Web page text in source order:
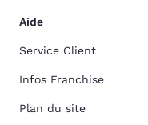
Aide
Service Client
Infos Franchise
Plan du site